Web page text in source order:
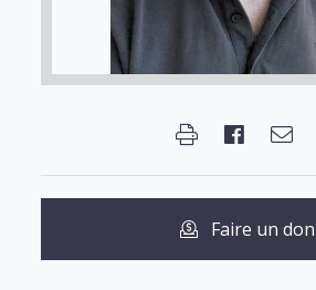
Faire un don